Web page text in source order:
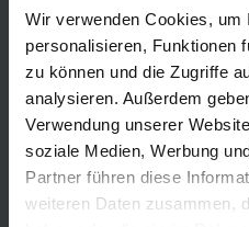
Wir verwenden Cookies, um
personalisieren, Funktionen
zu können und die Zugriffe
analysieren. Außerdem
Verwendung unserer
soziale Medien, Werbung
Partner führen diese
weiteren Daten zusammen,
© Land Sachsen-Anhalt